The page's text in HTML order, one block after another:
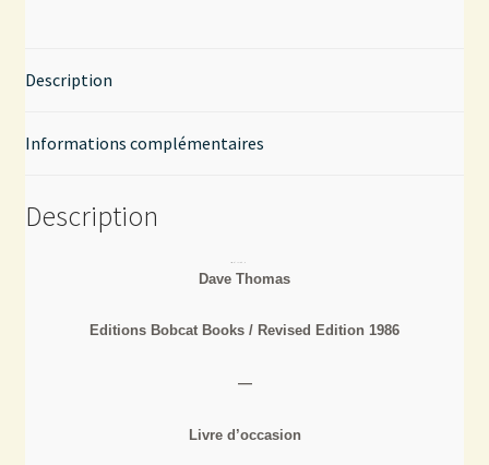
Description
Informations complémentaires
Description
Dave Thomas
Editions Bobcat Books / Revised Edition 1986
—
Livre d’occasion